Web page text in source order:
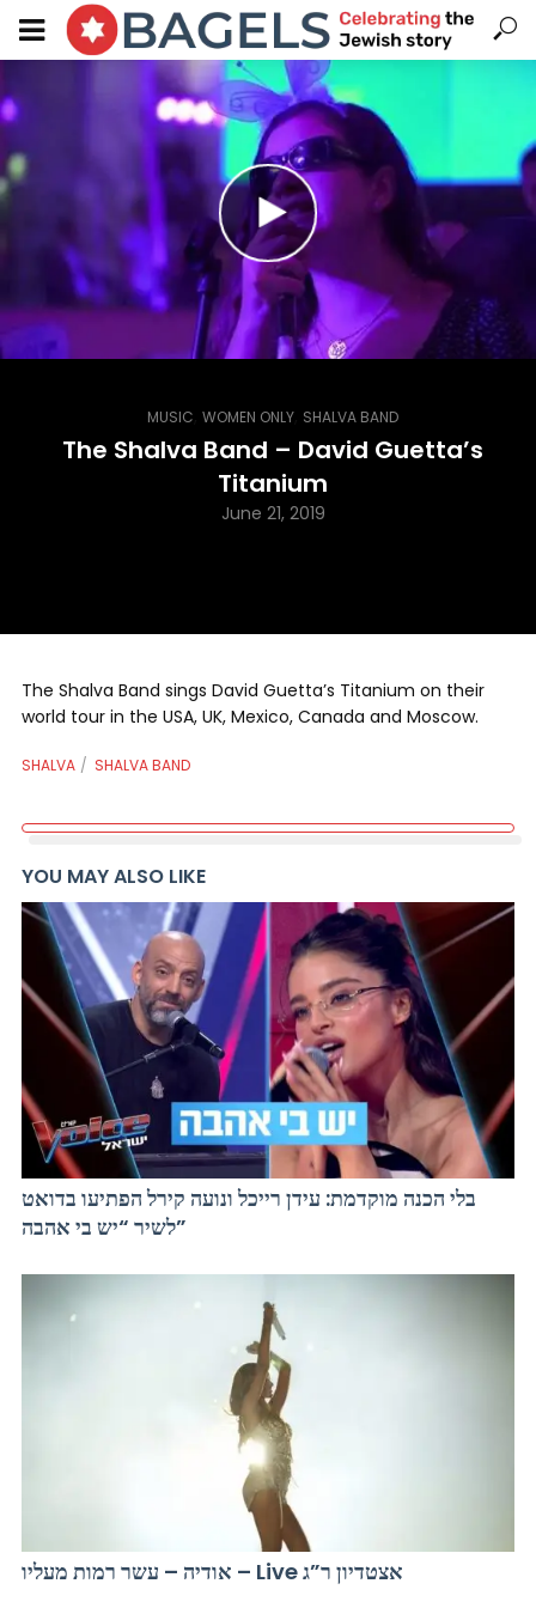
MUSIC ,WOMEN ONLY SHALVA BAND
The Shalva Band – David Guetta’s
Titanium
June 21, 2019
The Shalva Band sings David Guetta’s Titanium on their
world tour in the USA, UK, Mexico, Canada and Moscow.
SHALVA SHALVA BAND
YOU MAY ALSO LIKE
בלי הכנה מוקדמת: עידן רייכל ונועה קירל הפתיעו בדואט
לשיר “יש בי אהבה”
אודיה – עשר רמות מעליו – Live אצטדיון ר”ג